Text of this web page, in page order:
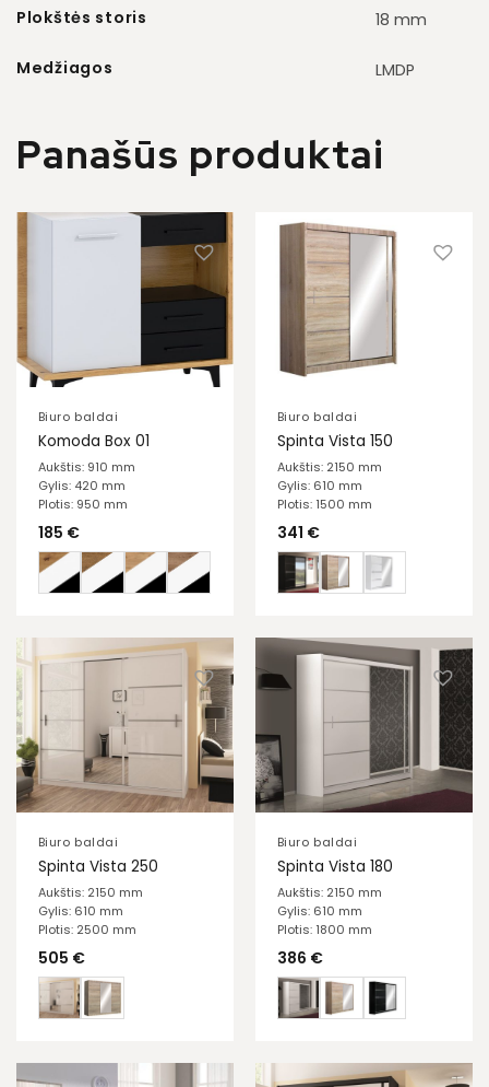
Plokštės storis 18 mm
Medžiagos LMDP
Panašūs produktai
Biuro baldai
Komoda Box 01
Aukštis: 910 mm
Gylis: 420 mm
Plotis: 950 mm
185 €
Biuro baldai
Spinta Vista 150
Aukštis: 2150 mm
Gylis: 610 mm
Plotis: 1500 mm
341 €
Biuro baldai
Spinta Vista 250
Aukštis: 2150 mm
Gylis: 610 mm
Plotis: 2500 mm
505 €
Biuro baldai
Spinta Vista 180
Aukštis: 2150 mm
Gylis: 610 mm
Plotis: 1800 mm
386 €